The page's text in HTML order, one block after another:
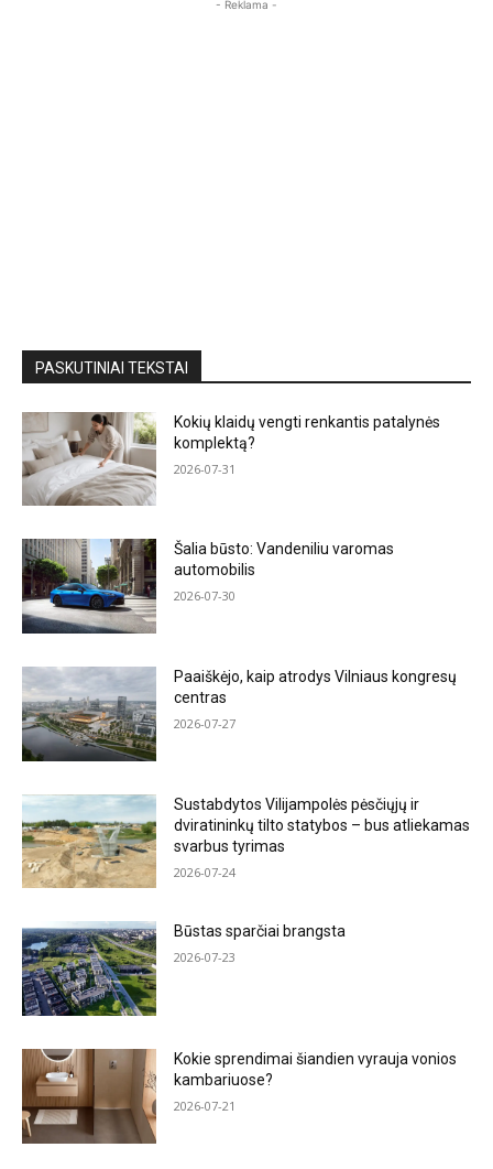
- Reklama -
PASKUTINIAI TEKSTAI
Kokių klaidų vengti renkantis patalynės
komplektą?
2026-07-31
Šalia būsto: Vandeniliu varomas
automobilis
2026-07-30
Paaiškėjo, kaip atrodys Vilniaus kongresų
centras
2026-07-27
Sustabdytos Vilijampolės pėsčiųjų ir
dviratininkų tilto statybos – bus atliekamas
svarbus tyrimas
2026-07-24
Būstas sparčiai brangsta
2026-07-23
Kokie sprendimai šiandien vyrauja vonios
kambariuose?
2026-07-21